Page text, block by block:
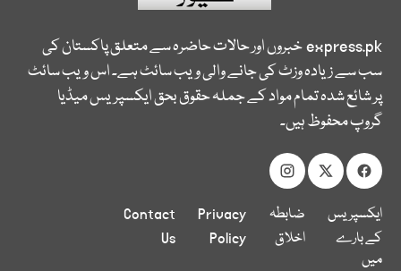
express.pkخبروں اور حالات حاضرہ سے متعلق پاکستان کی
سب سے زیادہ وزٹ کی جانے والی ویب سائٹ ہے۔ اس ویب سائٹ
پر شائع شدہ تمام مواد کے جملہ حقوق بحق ایکسپریس میڈیا
گروپ محفوظ ہیں۔
ایکسپریس
کے بارے
میں
ضابطہ
اخلاق
Privacy
Policy
Contact
Us